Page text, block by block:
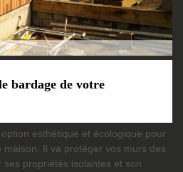
bardage de votre
esthétique et écologique pour
Il va protéger vos murs des
propriétés isolantes et son